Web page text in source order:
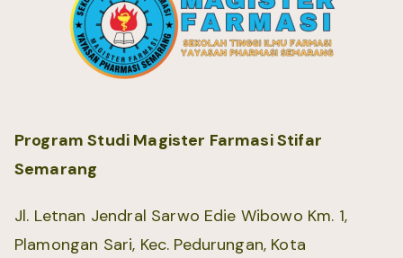
Program Studi Magister Farmasi Stifar
Semarang
Jl. Letnan Jendral Sarwo Edie Wibowo Km. 1,
Plamongan Sari, Kec. Pedurungan, Kota